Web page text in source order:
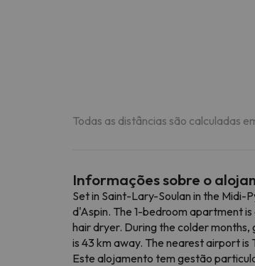
Todas as distâncias são calculadas
Informações sobre o
Set in Saint-Lary-Soulan in the Midi-
d'Aspin. The 1-bedroom apartment
hair dryer. During the colder
is 43 km away. The nearest airport
Este alojamento tem gestão